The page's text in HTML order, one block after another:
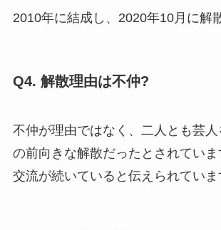
2010年に結成し、2020年10月に解
Q4. 解散理由は不仲?
不仲が理由ではなく、二人とも芸
の前向きな解散だったとされていま
交流が続いていると伝えられていま